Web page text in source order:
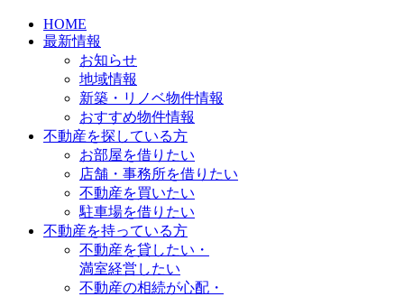
HOME
最新情報
お知らせ
地域情報
新築・リノベ物件情報
おすすめ物件情報
不動産を探している方
お部屋を借りたい
店舗・事務所を借りたい
不動産を買いたい
駐車場を借りたい
不動産を持っている方
不動産を貸したい・
満室経営したい
不動産の相続が心配・